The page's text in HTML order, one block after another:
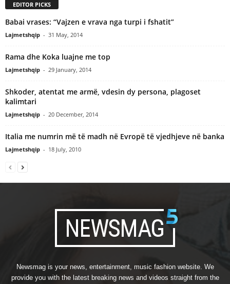
EDITOR PICKS
Babai vrases: “Vajzen e vrava nga turpi i fshatit”
Lajmetshqip - 31 May, 2014
Rama dhe Koka luajne me top
Lajmetshqip - 29 January, 2014
Shkoder, atentat me armë, vdesin dy persona, plagoset
kalimtari
Lajmetshqip - 20 December, 2014
Italia me numrin më të madh në Evropë të vjedhjeve në banka
Lajmetshqip - 18 July, 2010
Newsmag is your news, entertainment, music fashion website. We
provide you with the latest breaking news and videos straight from the